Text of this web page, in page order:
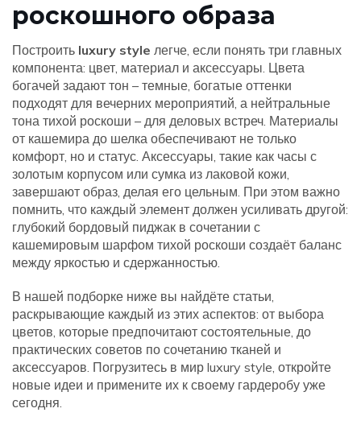
роскошного образа
Построить luxury style легче, если понять три главных
компонента: цвет, материал и аксессуары. Цвета
богачей задают тон – темные, богатые оттенки
подходят для вечерних мероприятий, а нейтральные
тона тихой роскоши – для деловых встреч. Материалы
от кашемира до шелка обеспечивают не только
комфорт, но и статус. Аксессуары, такие как часы с
золотым корпусом или сумка из лаковой кожи,
завершают образ, делая его цельным. При этом важно
помнить, что каждый элемент должен усиливать другой:
глубокий бордовый пиджак в сочетании с
кашемировым шарфом тихой роскоши создаёт баланс
между яркостью и сдержанностью.
В нашей подборке ниже вы найдёте статьи,
раскрывающие каждый из этих аспектов: от выбора
цветов, которые предпочитают состоятельные, до
практических советов по сочетанию тканей и
аксессуаров. Погрузитесь в мир luxury style, откройте
новые идеи и примените их к своему гардеробу уже
сегодня.